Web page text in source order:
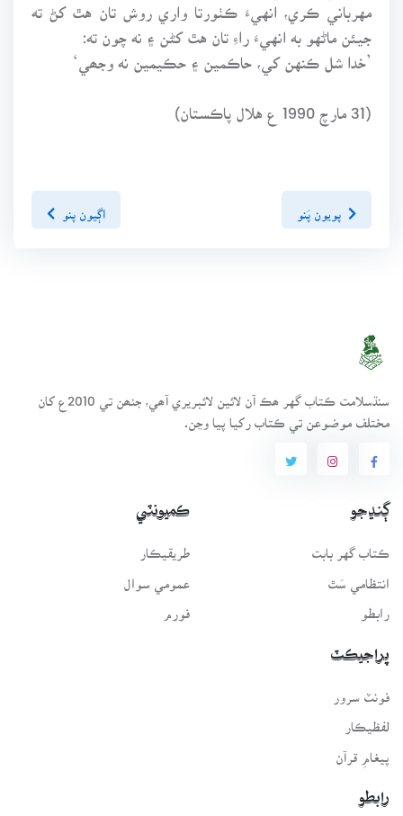
مهرباني ڪري، انهيءَ ڪٺورتا واري روش تان هٿ کڻ ته
جيئن ماڻهو به انهيءَ راءِ تان هٿ کڻن ۽ نه چون ته:
’خدا شل ڪنهن کي، حاڪمين ۽ حڪيمين نه وجھي‘
(31 مارچ 1990 ع هلال پاڪستان)
پويون پَنو اڳيون پنو
سنڌسلامت ڪتاب گهر ھڪ آن لائين لائبريري آھي، جنھن تي 2010ع کان
مختلف موضوعن تي ڪتاب رکيا پيا وڃن.
ڳنڍجو
ڪتاب گهر بابت
انتظامي سَٿ
رابطو
ڪميونٽي
طريقيڪار
عمومي سوال
فورم
پراجيڪٽ
لفظيڪار
پيغامِ قرآن
رابطو